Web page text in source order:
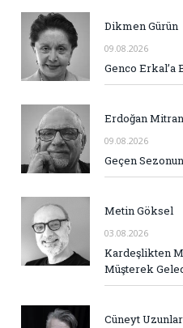
Dikmen Gürün
09.08.2026
Genco Erkal’a
Erdoğan
09.08.2026
Geçen
Metin Göksel
03.08.2026
Kardeşlikten
Müşterek
Cüneyt Uzunlar